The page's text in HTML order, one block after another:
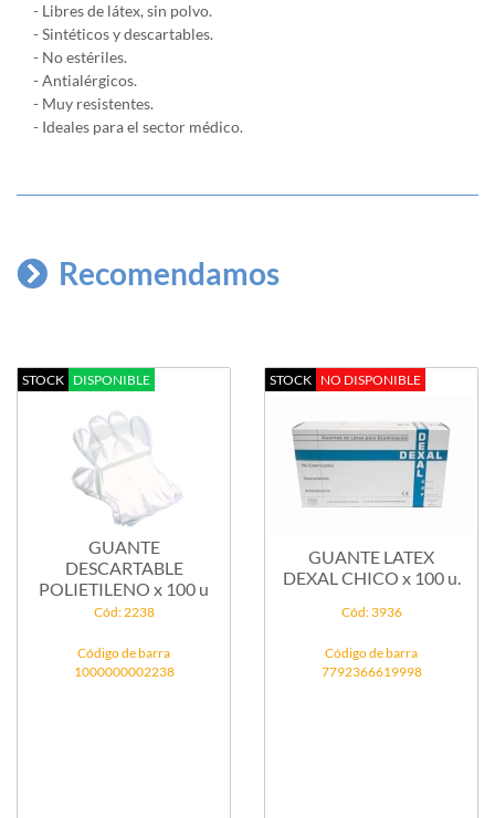
- Libres de látex, sin polvo.
- Sintéticos y descartables.
- No estériles.
- Antialérgicos.
- Muy resistentes.
- Ideales para el sector médico.
Recomendamos
STOCK DISPONIBLE
GUANTE
DESCARTABLE
POLIETILENO x 100 u
Cód: 2238
Código de barra
1000000002238
STOCK NO DISPONIBLE
GUANTE LATEX
DEXAL CHICO x 100 u.
Cód: 3936
Código de barra
7792366619998